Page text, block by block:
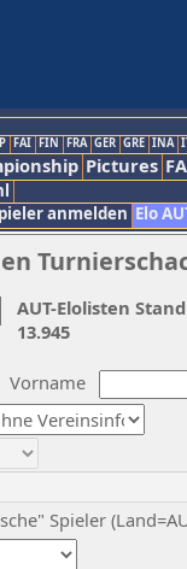
FAI FIN FRA GER GRE INA
Pictures
anmelden Elo
Vorname
Spieler
AUT-Elolisten
13.945